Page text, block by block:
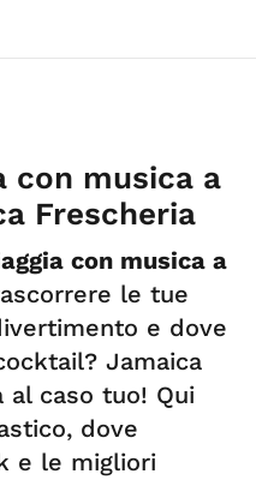
con musica a
Frescheria
con musica a
le tue
e dove
Jamaica
al caso tuo! Qui
dove
e le migliori